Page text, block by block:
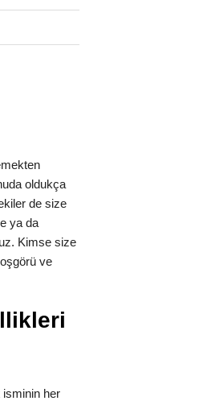
oldukça
de size
ya da
Kimse size
ve
isminin her